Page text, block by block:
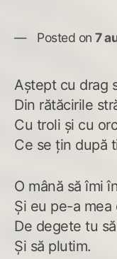
Posted on 7
Aștept cu drag
Din rătăcirile
Cu troli și cu
Ce se țin după
O mână să îmi
Și eu pe-a
De degete tu
Și să plutim.